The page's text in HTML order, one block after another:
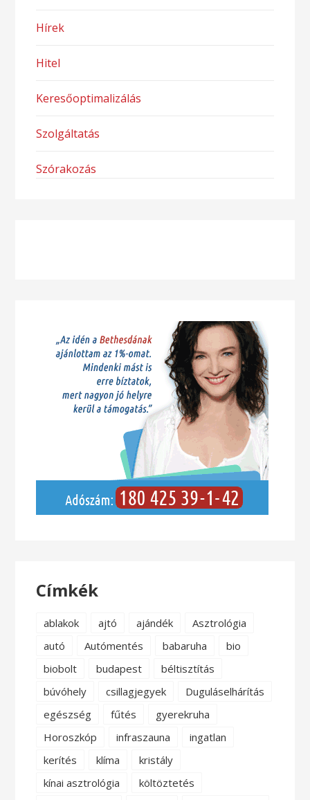
Hírek
Hitel
Keresőoptimalizálás
Szolgáltatás
Szórakozás
Címkék
ablakok ajtó ajándék
Asztrológia
autó
Autómentés babaruha
bio
biobolt
budapest
béltisztítás
búvóhely
csillagjegyek
Duguláselhárítás
egészség
fűtés
gyerekruha
Horoszkóp
infraszauna
ingatlan
kerítés
klíma
kristály
kínai asztrológia
költöztetés